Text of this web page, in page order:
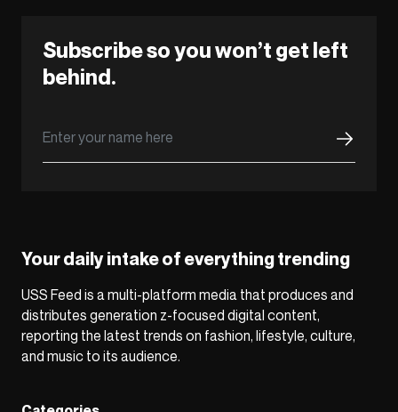
Subscribe so you won’t get left
behind.
Your daily intake of everything trending
USS Feed is a multi-platform media that produces and
distributes generation z-focused digital content,
reporting the latest trends on fashion, lifestyle, culture,
and music to its audience.